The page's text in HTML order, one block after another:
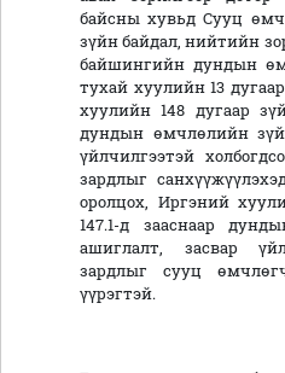
байсны хувьд Сууц
зүйн байдал, нийтийн
байшингийн дундын
тухай хуулийн 13
хуулийн 148 дугаар
дундын өмчлөлийн
үйлчилгээтэй
зардлыг
оролцох, Иргэний
147.1-д зааснаар
ашиглалт, засвар
зардлыг сууц
үүрэгтэй.